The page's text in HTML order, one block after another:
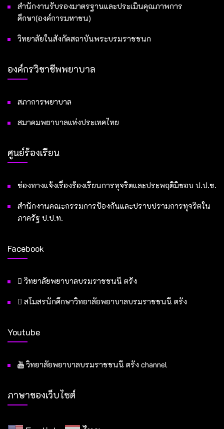
สำนักงานรับรองมาตรฐานและประเมินคุณภาพการ
ศึกษา(องค์การมหาชน)
วิทยาลัยในสังกัดสถาบันพระบรมราชชนก
องค์กรวิชาชีพพยาบาล
สภาการพยาบาล
สมาคมพยาบาลแห่งประเทศไทย
ศูนย์ร้องเรียน
ช่องทางแจ้งเรื่องร้องเรียนการทุจริตและประพฤติมิชอบ ป.ป.ช.
สำนักงานคณะกรรมการป้องกันและปราบปรามการทุจริตใน
ภาครัฐ ป.ป.ท.
Facebook
วิทยาลัยพยาบาลบรมราชชนนี ตรัง
สโมสรนักศึกษาวิทยาลัยพยาบาลบรมราชชนนี ตรัง
Youtube
วิทยาลัยพยาบาลบรมราชชนนี ตรัง channel
ภาษาของเว็บไซต์